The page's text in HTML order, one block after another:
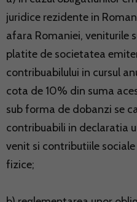
juridice rezidente in
afara Romaniei, veniturile
platite de societatea
contribuabilului in cursul
cota de 10% din suma
sub forma de dobanzi se
contribuabili in declaratia
venit si contributiile
fizice;